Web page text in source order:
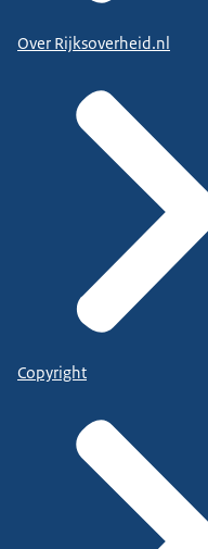
Over Rijksoverheid.nl
Copyright